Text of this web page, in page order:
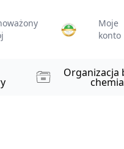
Moje
konto
Organizacja
chemia